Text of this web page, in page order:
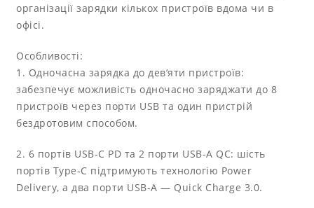
організації зарядки кількох пристроїв вдома чи в
офісі.
Особливості:
1. Одночасна зарядка до дев’яти пристроїв:
забезпечує можливість одночасно заряджати до 8
пристроїв через порти USB та один пристрій
бездротовим способом.
2. 6 портів USB-C PD та 2 порти USB-A QC: шість
портів Type-C підтримують технологію Power
Delivery, а два порти USB-A — Quick Charge 3.0.